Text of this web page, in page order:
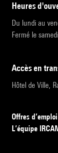
heures
Du lundi au
Fermé le
accès en
Hôtel de Ville,
Offres
L’équipe